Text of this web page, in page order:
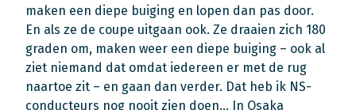
maken een diepe buiging en lopen dan pas door.
En als ze de coupe uitgaan ook. Ze draaien zich 180
graden om, maken weer een diepe buiging – ook al
ziet niemand dat omdat iedereen er met de rug
naartoe zit – en gaan dan verder. Dat heb ik NS-
conducteurs nog nooit zien doen… In Osaka